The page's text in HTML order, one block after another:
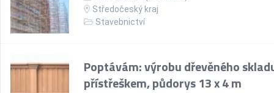
Středočeský kraj
Stavebnictví
Poptávám: výrobu dřevěného
přístřeškem, půdorys 13 x 4 m